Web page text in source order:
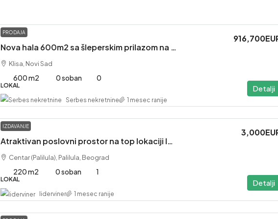
PRODAJA
Nova hala 600m2 sa šleperskim prilazom na Klisi ID#1752.
Klisa, Novi Sad
600 m2 0 soban 0
LOKAL Detalji
Serbes nekretnine 1 mesec ranije
IZDAVANJE
Atraktivan poslovni prostor na top lokaciji ID#4762.
Centar (Palilula), Palilula, Beograd
220 m2 0 soban 1
LOKAL Detalji
liderviner 1 mesec ranije